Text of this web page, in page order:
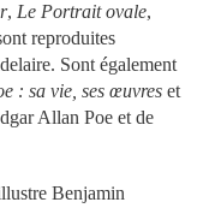
, Le Portrait ovale,
reproduites
Sont également
: sa vie, ses œuvres et
Allan Poe et de
Benjamin